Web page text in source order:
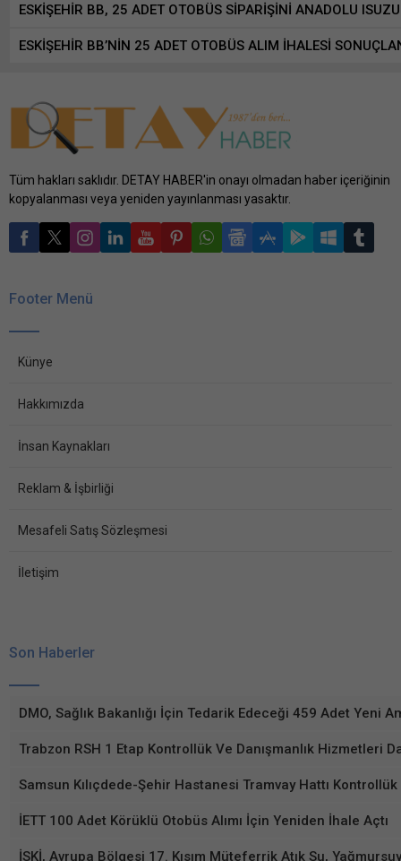
ESKİŞEHİR BB, 25 ADET OTOBÜS SİPARİŞİNİ ANADOLU
ESKİŞEHİR BB’NİN 25 ADET OTOBÜS ALIM İHALESİ
Tüm hakları saklıdır. DETAY HABER'in onayı olmadan haber içeriğinin
kopyalanması veya yeniden yayınlanması yasaktır.
Footer Menü
Künye
Hakkımızda
İnsan Kaynakları
Reklam & İşbirliği
Mesafeli Satış Sözleşmesi
İletişim
Son Haberler
DMO, Sağlık Bakanlığı İçin Tedarik Edeceği 459 Adet Yeni
Trabzon RSH 1 Etap Kontrollük Ve Danışmanlık Hizmetleri
Samsun Kılıçdede-Şehir Hastanesi Tramvay Hattı
İETT 100 Adet Körüklü Otobüs Alımı İçin Yeniden İhale Açtı
İSKİ, Avrupa Bölgesi 17. Kısım Müteferrik Atık Su,